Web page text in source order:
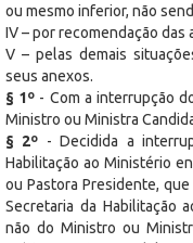
ou mesmo inferior, não
IV – por recomendação das
V – pelas demais
seus anexos.
§ 1º - Com a interrupção
Ministro ou Ministra
§ 2º - Decidida a
Habilitação ao Ministério
ou Pastora Presidente,
Secretaria da Habilitação
não do Ministro ou